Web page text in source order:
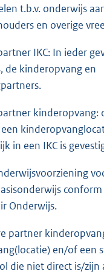
t.b.v. onderwijs
en overige
IKC: In ieder
de kinderopvang en
kinderopvang:
in een IKC is
Onderwijs.
partner
en/of een
die niet direct is/zijn